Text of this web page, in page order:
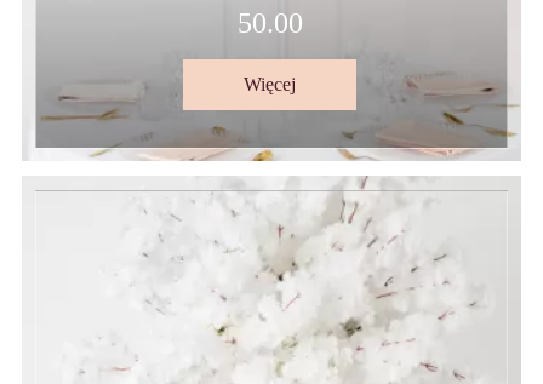
50.00
Więcej